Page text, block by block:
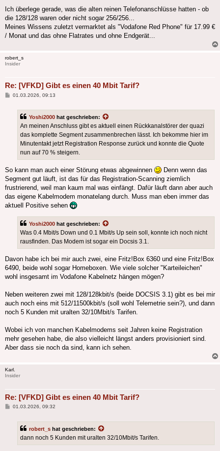
Ich überlege gerade, was die alten reinen Telefonanschlüsse hatten - ob
die 128/128 waren oder nicht sogar 256/256...
Meines Wissens zuletzt vermarktet als "Vodafone Red Phone" für 17.99 €
/ Monat und das ohne Flatrates und ohne Endgerät...
robert_s
Insider
Re: [VFKD] Gibt es einen 40 Mbit Tarif?
Beitrag
01.03.2026, 09:13
Yoshi2000 hat geschrieben:
An meinen Anschluss gibt es aktuell einen Rückkanalstörer der quazi
das komplette Segment zusammenbrechen lässt. Ich bekomme hier im
Minutentakt jetzt Registration Response zurück und konnte die Quote
nun auf 70 % steigern.
So kann man auch einer Störung etwas abgewinnen
Denn wenn das
Segment gut läuft, ist das für das Registration-Scanning ziemlich
frustrierend, weil man kaum mal was einfängt. Dafür läuft dann aber auch
das eigene Kabelmodem monatelang durch. Muss man eben immer das
aktuell Positive sehen
Yoshi2000 hat geschrieben:
Was 0.4 Mbit/s Down und 0.1 Mbit/s Up sein soll, konnte ich noch nicht
rausfinden. Das Modem ist sogar ein Docsis 3.1.
Davon habe ich bei mir auch zwei, eine Fritz!Box 6360 und eine Fritz!Box
6490, beide wohl sogar Homeboxen. Wie viele solcher "Karteileichen"
wohl insgesamt im Vodafone Kabelnetz hängen mögen?
Neben weiteren zwei mit 128/128kbit/s (beide DOCSIS 3.1) gibt es bei mir
auch noch eins mit 512/11500kbit/s (soll wohl Telemetrie sein?), und dann
noch 5 Kunden mit uralten 32/10Mbit/s Tarifen.
Wobei ich von manchen Kabelmodems seit Jahren keine Registration
mehr gesehen habe, die also vielleicht längst anders provisioniert sind.
Aber dass sie noch da sind, kann ich sehen.
Karl.
Insider
Re: [VFKD] Gibt es einen 40 Mbit Tarif?
Beitrag
01.03.2026, 09:32
robert_s hat geschrieben:
dann noch 5 Kunden mit uralten 32/10Mbit/s Tarifen.